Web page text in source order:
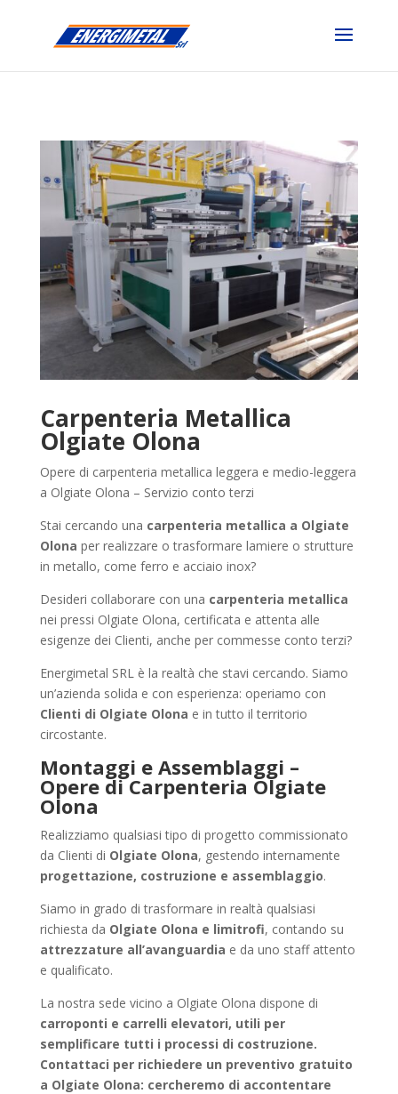
Carpenteria Metallica
Olgiate Olona
Opere di carpenteria metallica leggera e medio-leggera
a Olgiate Olona – Servizio conto terzi
Stai cercando una carpenteria metallica a Olgiate
Olona per realizzare o trasformare lamiere o strutture
in metallo, come ferro e acciaio inox?
Desideri collaborare con una carpenteria metallica
nei pressi Olgiate Olona, certificata e attenta alle
esigenze dei Clienti, anche per commesse conto terzi?
Energimetal SRL è la realtà che stavi cercando. Siamo
un’azienda solida e con esperienza: operiamo con
Clienti di Olgiate Olona e in tutto il territorio
circostante.
Montaggi e Assemblaggi –
Opere di Carpenteria Olgiate
Olona
Realizziamo qualsiasi tipo di progetto commissionato
da Clienti di Olgiate Olona, gestendo internamente
progettazione, costruzione e assemblaggio.
Siamo in grado di trasformare in realtà qualsiasi
richiesta da Olgiate Olona e limitrofi, contando su
attrezzature all’avanguardia e da uno staff attento
e qualificato.
La nostra sede vicino a Olgiate Olona dispone di
carroponti e carrelli elevatori, utili per
semplificare tutti i processi di costruzione.
Contattaci per richiedere un preventivo gratuito
a Olgiate Olona: cercheremo di accontentare